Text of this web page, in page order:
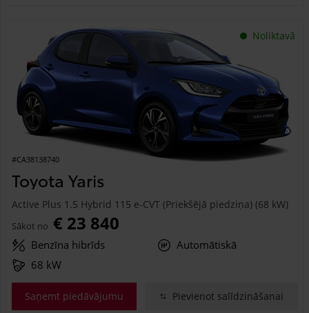
Noliktavā
#CA38138740
Toyota Yaris
Active Plus 1.5 Hybrid 115 e-CVT (Priekšējā piedziņa) (68 kW)
Sākot no € 23 840
Benzīna hibrīds
Automātiskā
68 kW
Saņemt piedāvājumu Pievienot salīdzināšanai